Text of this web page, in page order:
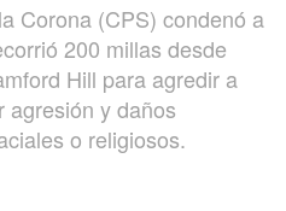
Corona (CPS) condenó a
200 millas desde
Hill para agredir a
agresión y daños
o religiosos.